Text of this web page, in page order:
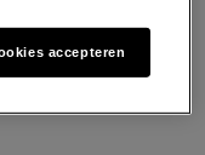
notre .
accepteren